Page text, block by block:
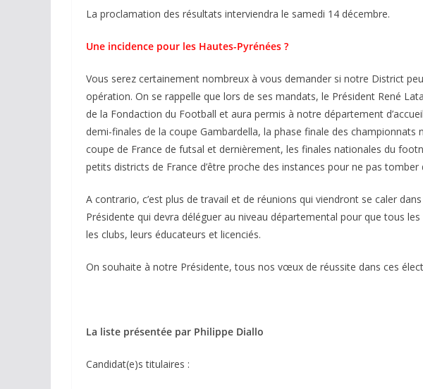
La proclamation des résultats interviendra le samedi 14 décembre.
Une incidence pour les Hautes-Pyrénées ?
Vous serez certainement nombreux à vous demander si notre District
opération. On se rappelle que lors de ses mandats, le Président René
de la Fondaction du Football et aura permis à notre département
demi-finales de la coupe Gambardella, la phase finale des championnats
coupe de France de futsal et dernièrement, les finales nationales du
petits districts de France d’être proche des instances pour ne pas tomber
A contrario, c’est plus de travail et de réunions qui viendront se caler
Présidente qui devra déléguer au niveau départemental pour que tous
les clubs, leurs éducateurs et licenciés.
On souhaite à notre Présidente, tous nos vœux de réussite dans ces
La liste présentée par Philippe Diallo
Candidat(e)s titulaires :